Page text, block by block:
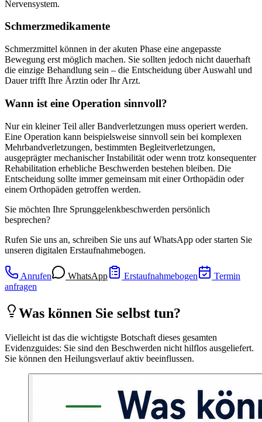
Nervensystem.
Schmerzmedikamente
Schmerzmittel können in der akuten Phase eine angepasste
Bewegung erst möglich machen. Sie sollten jedoch nicht dauerhaft
die einzige Behandlung sein – die Entscheidung über Auswahl und
Dauer trifft Ihre Ärztin oder Ihr Arzt.
Wann ist eine Operation sinnvoll?
Nur ein kleiner Teil aller Bandverletzungen muss operiert werden.
Eine Operation kann beispielsweise sinnvoll sein bei komplexen
Mehrbandverletzungen, bestimmten Begleitverletzungen,
ausgeprägter mechanischer Instabilität oder wenn trotz konsequenter
Rehabilitation erhebliche Beschwerden bestehen bleiben. Die
Entscheidung sollte immer gemeinsam mit einer Orthopädin oder
einem Orthopäden getroffen werden.
Sie möchten Ihre Sprunggelenkbeschwerden persönlich
besprechen?
Rufen Sie uns an, schreiben Sie uns auf WhatsApp oder starten Sie
unseren digitalen Erstaufnahmebogen.
Anrufen WhatsApp Erstaufnahmebogen
Termin
anfragen
Was können Sie selbst tun?
Vielleicht ist das die wichtigste Botschaft dieses gesamten
Evidenzguides: Sie sind den Beschwerden nicht hilflos ausgeliefert.
Sie können den Heilungsverlauf aktiv beeinflussen.